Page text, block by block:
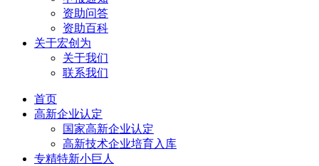
资助问答
资助百科
关于宏创为
关于我们
联系我们
首页
高新企业认定
国家高新企业认定
高新技术企业培育入库
专精特新小巨人